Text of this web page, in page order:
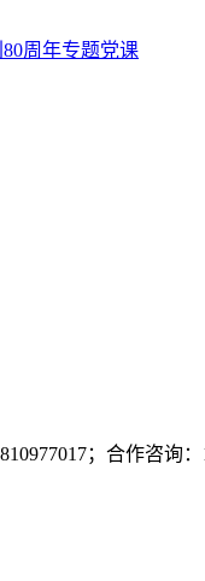
周年专题党课
；合作咨询：